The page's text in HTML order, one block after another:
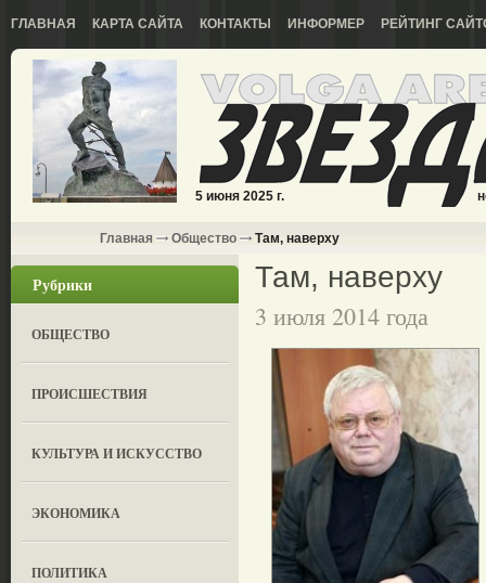
ГЛАВНАЯ КАРТА САЙТА КОНТАКТЫ ИНФОРМЕР РЕЙТИНГ
5 июня 2025 г.
Главная Общество Там, наверху
Рубрики
ОБЩЕСТВО
ПРОИСШЕСТВИЯ
КУЛЬТУРА И ИСКУССТВО
ЭКОНОМИКА
ПОЛИТИКА
Там, наверху
3 июля 2014 года